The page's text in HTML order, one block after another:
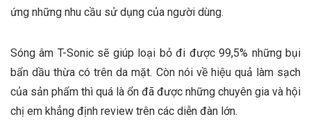
ứng những nhu cầu sử dụng của người dùng.
Sóng âm T-Sonic sẽ giúp loại bỏ đi được 99,5% những bụi
bẩn dầu thừa có trên da mặt. Còn nói về hiệu quả làm sạch
của sản phẩm thì quá là ổn đã được những chuyên gia và hội
chị em khẳng định review trên các diễn đàn lớn.